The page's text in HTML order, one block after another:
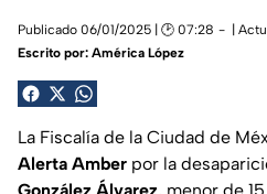
Publicado 06/01/2025 | 🕑 07:28 |
Escrito por: América López
La Fiscalía de la Ciudad de
Alerta Amber por la